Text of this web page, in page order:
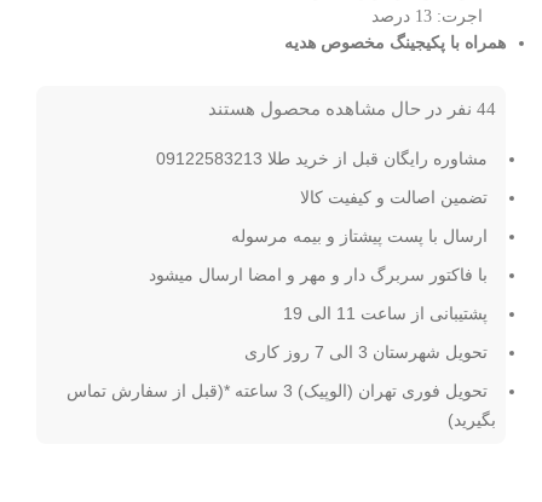
اجرت: 13 درصد
همراه با پکیجینگ مخصوص هدیه
44 نفر در حال مشاهده محصول هستند
مشاوره رایگان قبل از خرید طلا 09122583213
تضمین اصالت و کیفیت کالا
ارسال با پست پیشتاز و بیمه مرسوله
با فاکتور سربرگ دار و مهر و امضا ارسال میشود
پشتیبانی از ساعت 11 الی 19
تحویل شهرستان 3 الی 7 روز کاری
تحویل فوری تهران (الوپیک) 3 ساعته *(قبل از سفارش تماس
بگیرید)